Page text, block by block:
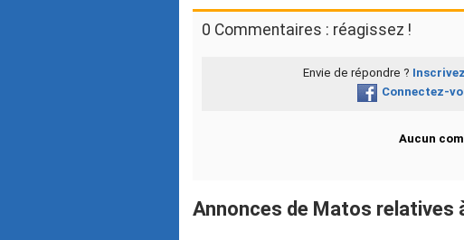
0 Commentaires : réagissez !
Envie de répondre ?
Connectez-
Aucun
Annonces de Matos relatives